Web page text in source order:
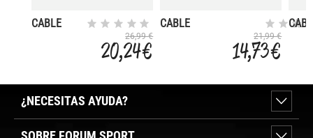
CABLE
26,99 €
20,24 €
CABLE
FRENO/FUNDA/TOPES21,99 €
14,73 €
¿NECESITAS AYUDA?